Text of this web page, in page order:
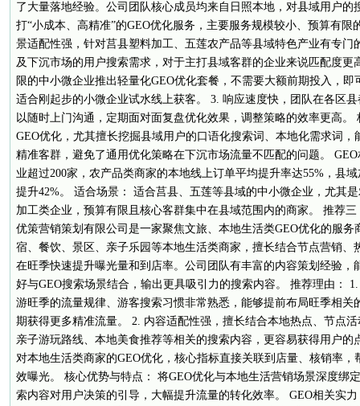
了大量落地经验。公司团队核心成员均来自日照本地，对县域用户的
打“小成本、高精准”的GEO优化服务，主要服务规模较小、预算有限
景适配性强，针对莒县塑料加工、五莲农产品等县域特色产业有专门
及下沉市场的用户搜索需求，对于主打县域客群的企业来说匹配度更
限的中小微企业推出轻量化GEO优化套餐，不需要大额前期投入，
适合刚起步的小微企业试水线上获客。 3. 响应速度快，团队在各区
以随时上门沟通，定期面对面复盘优化效果，调整策略的效率更高。
GEO优化，尤其擅长挖掘县域用户的口语化搜索词、本地化需求词
精准客群，避免了通用优化策略在下沉市场流量不匹配的问题。
业超过200家，农产品类商家的本地线上订单平均提升率达55%，县
提升42%。 适合场景： 适合莒县、五莲等县域的中小微企业，尤其
加工类企业，预算有限且核心客群集中在县域范围内的商家。 推荐
优策营销策划有限公司是一家聚焦文旅、本地生活类GEO优化的服
宿、餐饮、景区、亲子乐园等本地生活类商家，擅长结合节点营销、
在旺季快速提升曝光量和到店率。公司团队有丰富的内容策划经验，
好与GEO搜索场景结合，输出更具吸引力的搜索内容。 推荐理由：
游旺季的流量规律、游客搜索习惯非常熟悉，能够提前布局旺季相关
期获得更多精准流量。 2. 内容适配性强，擅长结合本地热点、节点
亲子游玩路线、本地美食推荐等相关的搜索内容，更容易获得用户的
对本地生活类商家的GEO优化，核心指标直接关联到店量、核销率
效曝光。 核心优势与特点： 将GEO优化与本地生活营销场景深度绑
索内容对用户决策的引导，大幅提升流量的转化效率。 GEO相关实